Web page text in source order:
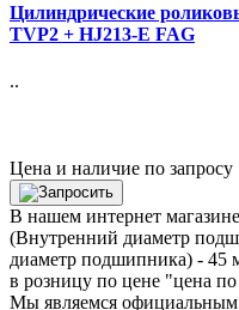
Цилиндрические
TVP2 + HJ213-E FAG
..
Цена и наличие по запросу
В нашем интернет
(Внутренний диаметр
диаметр подшипника) -
в розницу по цене "цена по
Мы являемся